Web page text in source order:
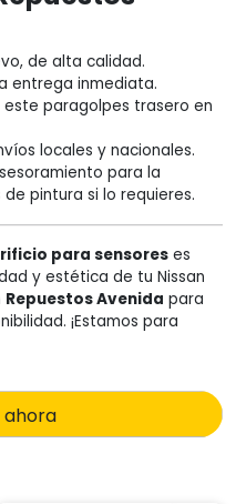
de alta calidad.
entrega inmediata.
este paragolpes trasero en
locales y nacionales.
para la
pintura si lo requieres.
para sensores es
y estética de tu Nissan
Repuestos Avenida para
¡Estamos para